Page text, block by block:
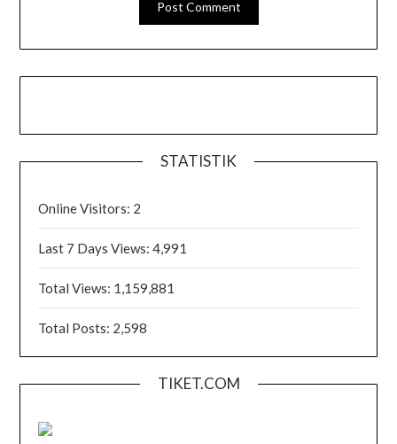
STATISTIK
Online Visitors: 2
Last 7 Days Views:4,991
Total Views: 1,159,881
Total Posts: 2,598
TIKET.COM